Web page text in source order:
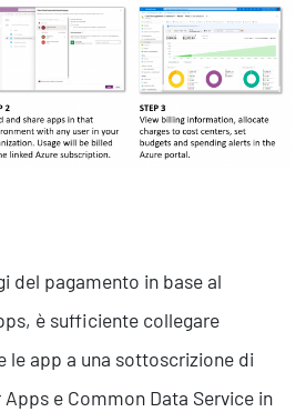
del pagamento in base al
è sufficiente collegare
le app a una sottoscrizione di
Apps e Common Data Service in